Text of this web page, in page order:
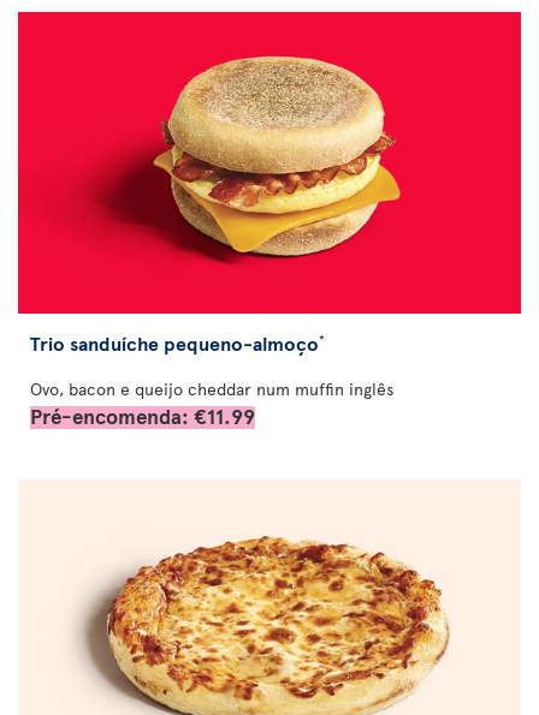
Trio sanduíche pequeno-almoço*
Ovo, bacon e queijo cheddar num muffin inglês
Pré-encomenda: €11.99